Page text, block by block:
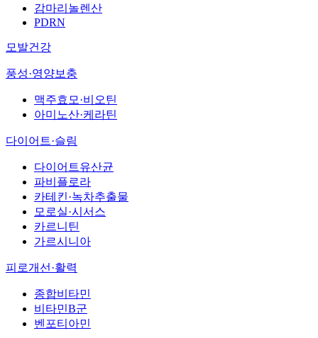
감마리놀렌산
PDRN
모발건강
풍성·영양보충
맥주효모·비오틴
아미노산·케라틴
다이어트·슬림
다이어트유산균
파비플로라
카테킨·녹차추출물
모로실·시서스
카르니틴
가르시니아
피로개선·활력
종합비타민
비타민B군
벤포티아민